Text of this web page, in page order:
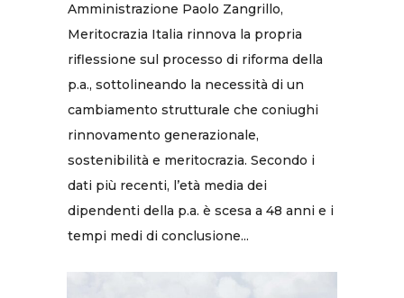
Amministrazione Paolo Zangrillo,
Meritocrazia Italia rinnova la propria
riflessione sul processo di riforma della
p.a., sottolineando la necessità di un
cambiamento strutturale che coniughi
rinnovamento generazionale,
sostenibilità e meritocrazia. Secondo i
dati più recenti, l’età media dei
dipendenti della p.a. è scesa a 48 anni e i
tempi medi di conclusione...